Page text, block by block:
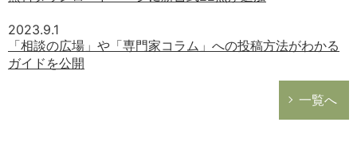
2023.9.1
「相談の広場」や「専門家コラム」への投稿方法がわかる
ガイドを公開
一覧へ